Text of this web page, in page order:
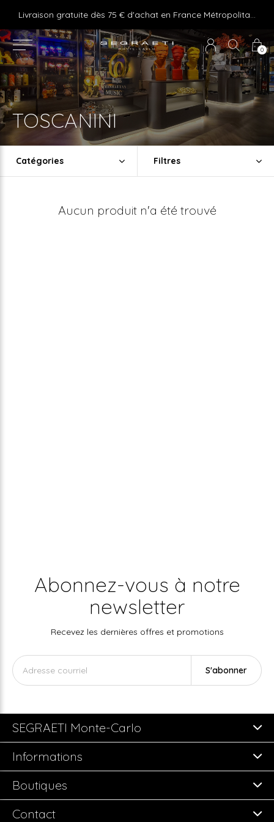
0
Livraison gratuite dès 75 € d'achat en France Métropolitaine et Monaco (hors mobilier)
TOSCANINI
Catégories Filtres
Aucun produit n'a été trouvé
Abonnez-vous à notre
newsletter
Recevez les dernières offres et promotions
S'abonner
SEGRAETI Monte-Carlo
Informations
Boutiques
Contact